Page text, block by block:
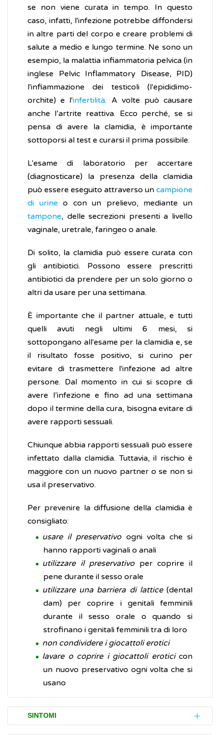
se non viene curata in tempo. In questo
caso, infatti, l'infezione potrebbe diffondersi
in altre parti del corpo e creare problemi di
salute a medio e lungo termine. Ne sono un
esempio, la malattia infiammatoria pelvica (in
inglese Pelvic Inflammatory Disease, PID)
l'infiammazione dei testicoli (l'epididimo-
orchite) e l'infertilità. A volte può causare
anche l’artrite reattiva. Ecco perché, se si
pensa di avere la clamidia, è importante
sottoporsi al test e curarsi il prima possibile.
L'esame di laboratorio per accertare
(diagnosticare) la presenza della clamidia
può essere eseguito attraverso un campione
di urine o con un prelievo, mediante un
tampone, delle secrezioni presenti a livello
vaginale, uretrale, faringeo o anale.
Di solito, la clamidia può essere curata con
gli antibiotici. Possono essere prescritti
antibiotici da prendere per un solo giorno o
altri da usare per una settimana.
È importante che il partner attuale, e tutti
quelli avuti negli ultimi 6 mesi, si
sottopongano all'esame per la clamidia e, se
il risultato fosse positivo, si curino per
evitare di trasmettere l'infezione ad altre
persone. Dal momento in cui si scopre di
avere l’infezione e fino ad una settimana
dopo il termine della cura, bisogna evitare di
avere rapporti sessuali.
Chiunque abbia rapporti sessuali può essere
infettato dalla clamidia. Tuttavia, il rischio è
maggiore con un nuovo partner o se non si
usa il preservativo.
Per prevenire la diffusione della clamidia è
consigliato:
usare il preservativoogni volta che si
hanno rapporti vaginali o anali
utilizzare il preservativoper coprire il
pene durante il sesso orale
utilizzare una barriera di lattice(dental
dam) per coprire i genitali femminili
durante il sesso orale o quando si
strofinano i genitali femminili tra di loro
non condividere i giocattoli erotici
lavare o coprire i giocattoli eroticicon
un nuovo preservativo ogni volta che si
usano
SINTOMI